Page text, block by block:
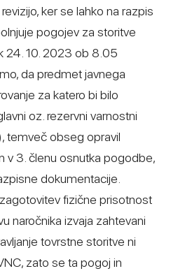
ker se lahko na razpis
pogojev za storitve
24. 10. 2023 ob 8.05
da predmet javnega
za katero bi bilo
oz. rezervni varnostni
temveč obseg opravil
v 3. členu osnutka pogodbe,
dokumentacije.
fizične prisotnost
naročnika izvaja zahtevani
tovrstne storitve ni
zato se ta pogoj in